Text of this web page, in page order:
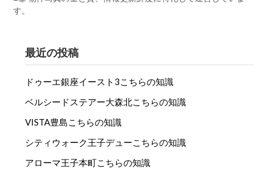
す。
最近の投稿
ドゥーエ銀座イースト3こちらの知識
ベルシードステアー大森北こちらの知識
VISTA豊島こちらの知識
シティウォーク王子デューこちらの知識
アローマ王子本町こちらの知識